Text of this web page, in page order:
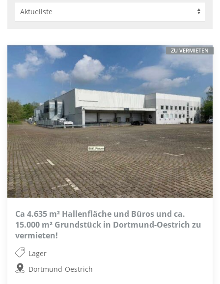
Ca 4.635 m² Hallenfläche und Büros und ca.
15.000 m² Grundstück in Dortmund-Oestrich zu
vermieten!
Lager
Dortmund-Oestrich
ZU VERMIETEN